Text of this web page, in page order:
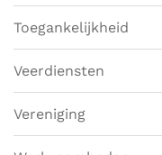
Toegankelijkheid
Veerdiensten
Vereniging